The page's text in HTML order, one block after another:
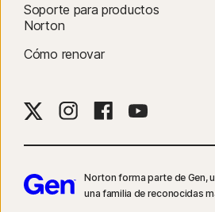
Soporte para productos
Norton
Cómo renovar
Norton forma parte de Gen,
una familia de reconocidas